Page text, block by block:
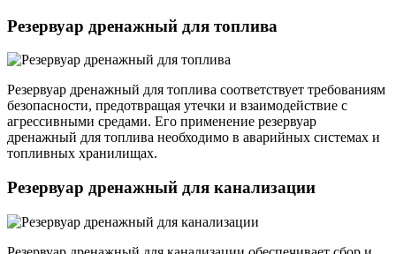
Резервуар дренажный для топлива
Резервуар дренажный для топлива соответствует требованиям
безопасности, предотвращая утечки и взаимодействие с
агрессивными средами. Его применение резервуар
дренажный для топлива необходимо в аварийных системах и
топливных хранилищах.
Резервуар дренажный для канализации